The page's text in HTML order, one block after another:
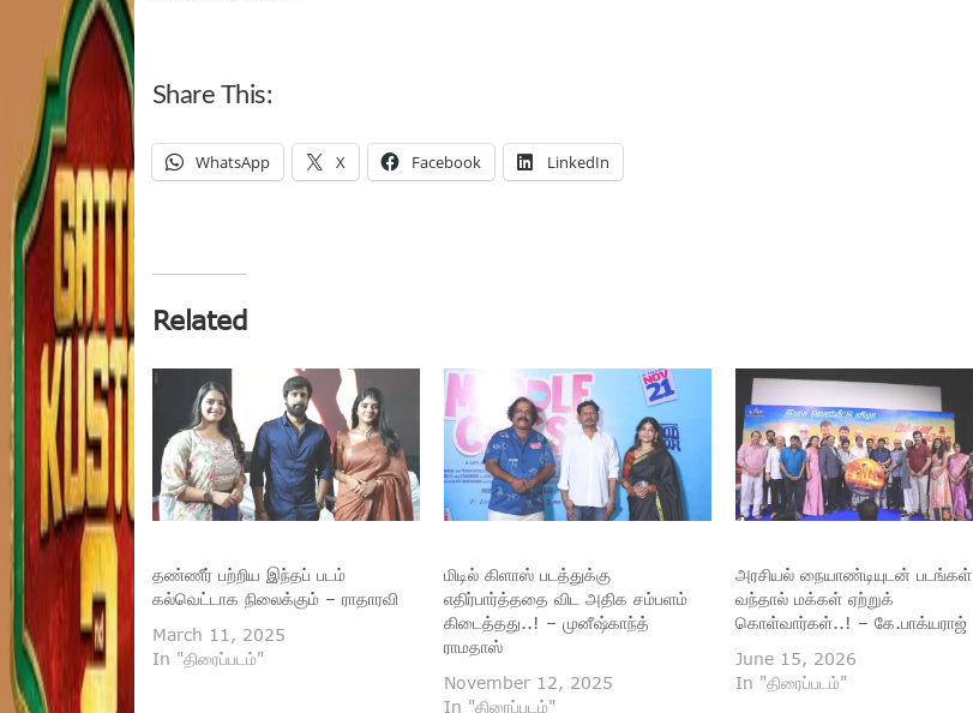
Share This:
WhatsApp X Facebook LinkedIn
Related
தண்ணீர் பற்றிய இந்தப் படம்
கல்வெட்டாக நிலைக்கும் – ராதாரவி
March 11, 2025
In "திரைப்படம்"
மிடில் கிளாஸ் படத்துக்கு
எதிர்பார்த்ததை விட அதிக சம்பளம்
கிடைத்தது..! – முனீஷ்காந்த்
ராமதாஸ்
November 12, 2025
In "திரைப்படம்"
அரசியல் நையாண்டியுடன் படங்கள்
வந்தால் மக்கள் ஏற்றுக்
கொள்வார்கள்..! – கே.பாக்யராஜ்
June 15, 2026
In "திரைப்படம்"